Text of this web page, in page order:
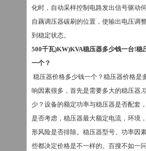
化时，自动采样控制电路发出信号驱动
自藕调压器碳刷的位置，使输出电压调
到稳定状态。
500千瓦)KW)KVA稳压器多少钱一台!稳
一个？
稳压器价格多少钱一个？稳压器价格是
响因素很多，首先是需要多大的稳压器 ,
少？设备的额定功率与稳压器是否配套
是否考虑，稳压器最大额定电流，环境
形风险是否排除。稳压器型号、功率因
些都决定价格是不一样的。百搜不如一